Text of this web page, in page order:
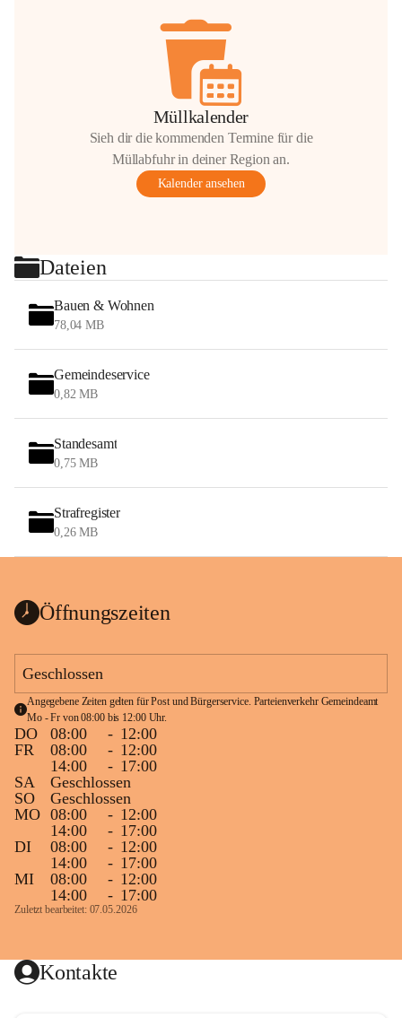
Müllkalender
Sieh dir die kommenden Termine für die
Müllabfuhr in deiner Region an.
Kalender ansehen
Dateien
Bauen & Wohnen
78,04 MB
Gemeindeservice
0,82 MB
Standesamt
0,75 MB
Strafregister
0,26 MB
Öffnungszeiten
Geschlossen
Angegebene Zeiten gelten für Post und Bürgerservice. Parteienverkehr Gemeindeamt
Mo - Fr von 08:00 bis 12:00 Uhr.
DO 08:00 - 12:00
FR
08:00 - 12:00
14:00
- 17:00
SA
Geschlossen
SO
Geschlossen
MO 08:00 - 12:00
14:00
- 17:00
DI
08:00 - 12:00
14:00
- 17:00
MI
08:00 - 12:00
14:00
- 17:00
Zuletzt bearbeitet: 07.05.2026
Kontakte